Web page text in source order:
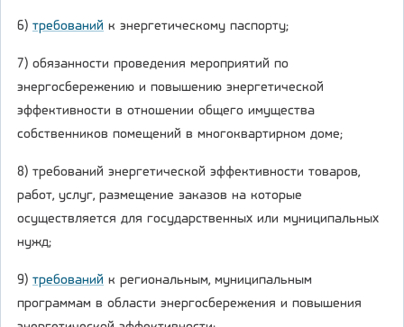
6) требований к энергетическому паспорту;
7) обязанности проведения мероприятий по
энергосбережению и повышению энергетической
эффективности в отношении общего имущества
собственников помещений в многоквартирном доме;
8) требований энергетической эффективности товаров,
работ, услуг, размещение заказов на которые
осуществляется для государственных или муниципальных
нужд;
9) требований к региональным, муниципальным
программам в области энергосбережения и повышения